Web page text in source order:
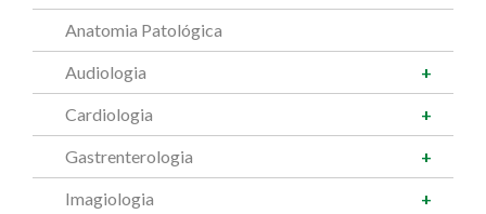
Anatomia Patológica
Audiologia
Cardiologia
Gastrenterologia
Imagiologia